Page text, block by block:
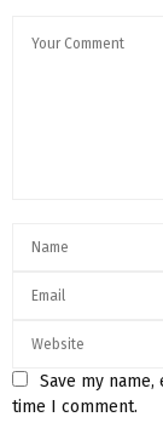
Save my
time I comment.